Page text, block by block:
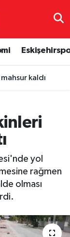
kaldı
yol
rağmen
olması
Fikstür